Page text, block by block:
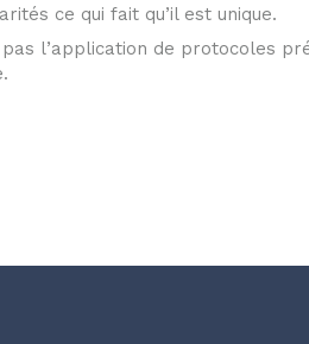
ce qui fait qu’il est unique.
pas l’application de protocoles